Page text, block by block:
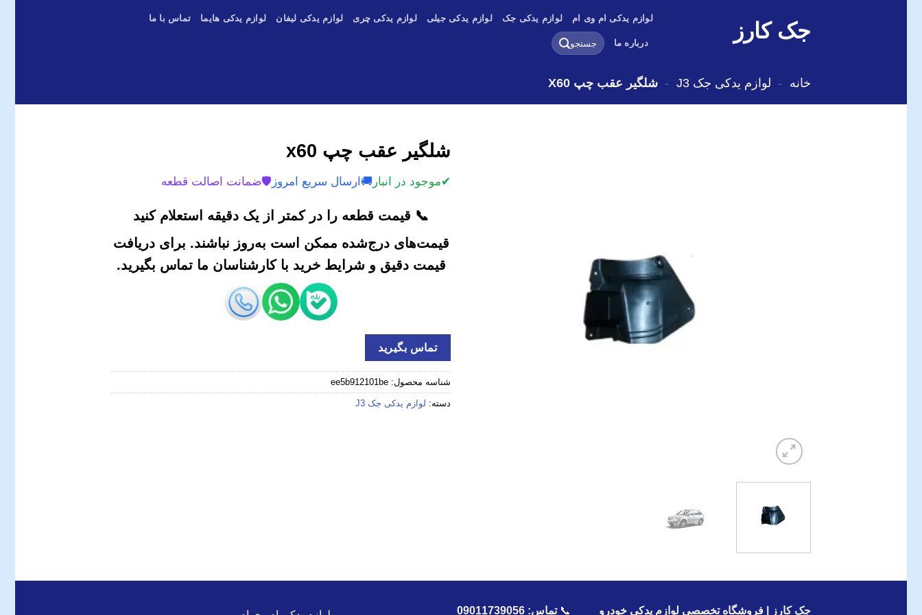
جک کارز
لوازم یدکی ام وی ام لوازم یدکی جک لوازم یدکی جیلی لوازم یدکی چری لوازم یدکی لیفان لوازم یدکی هایما تماس با ما
درباره ما
جستجو
برای:
خانه - لوازم یدکی جک J3 - شلگیر عقب چپ X60
شلگیر عقب چپ x60
✔موجود در انبار 🚚 ارسال سریع امروز 🛡️ضمانت اصالت قطعه
📞 قیمت قطعه را در کمتر از یک دقیقه استعلام کنید
قیمت‌های درج‌شده ممکن است به‌روز نباشند. برای دریافت
قیمت دقیق و شرایط خرید با کارشناسان ما تماس بگیرید.
تماس بگیرید
شناسه محصول: ee5b912101be
دسته: لوازم یدکی جک J3
جک کارز | فروشگاه تخصصی لوازم یدکی خودرو 📞تماس: 09011739056